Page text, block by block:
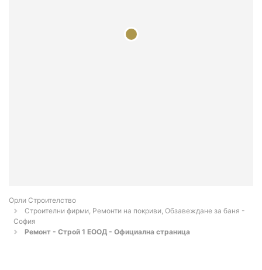
Орли Строителство
Строителни фирми, Ремонти на покриви, Обзавеждане за баня -
София
Ремонт - Строй 1 ЕООД - Официална страница